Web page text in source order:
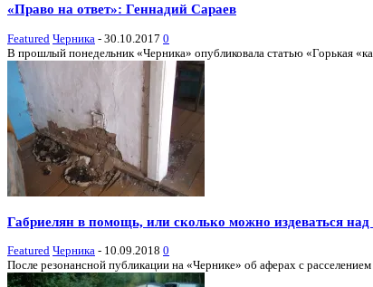
«Право на ответ»: Геннадий Сараев
Featured Черника - 30.10.2017 0
В прошлый понедельник «Черника» опубликовала статью «Горькая
Габриелян в помощь, или сколько можно издеваться
Featured Черника - 10.09.2018 0
После резонансной публикации на «Чернике» об аферах с